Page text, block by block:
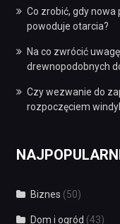
Co zrobić, gdy nowa
powoduje otarcia?
Na co zwrócić
drewnopodobnych
Czy wezwanie do
rozpoczęciem
Biznes (50)
Dom i ogród (43)